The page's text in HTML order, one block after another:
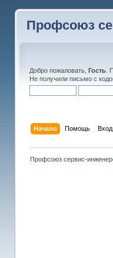
Профсоюз
Добро пожаловать, Гость.
Не получили письмо с
Начало Помощь Вход
Профсоюз сервис-